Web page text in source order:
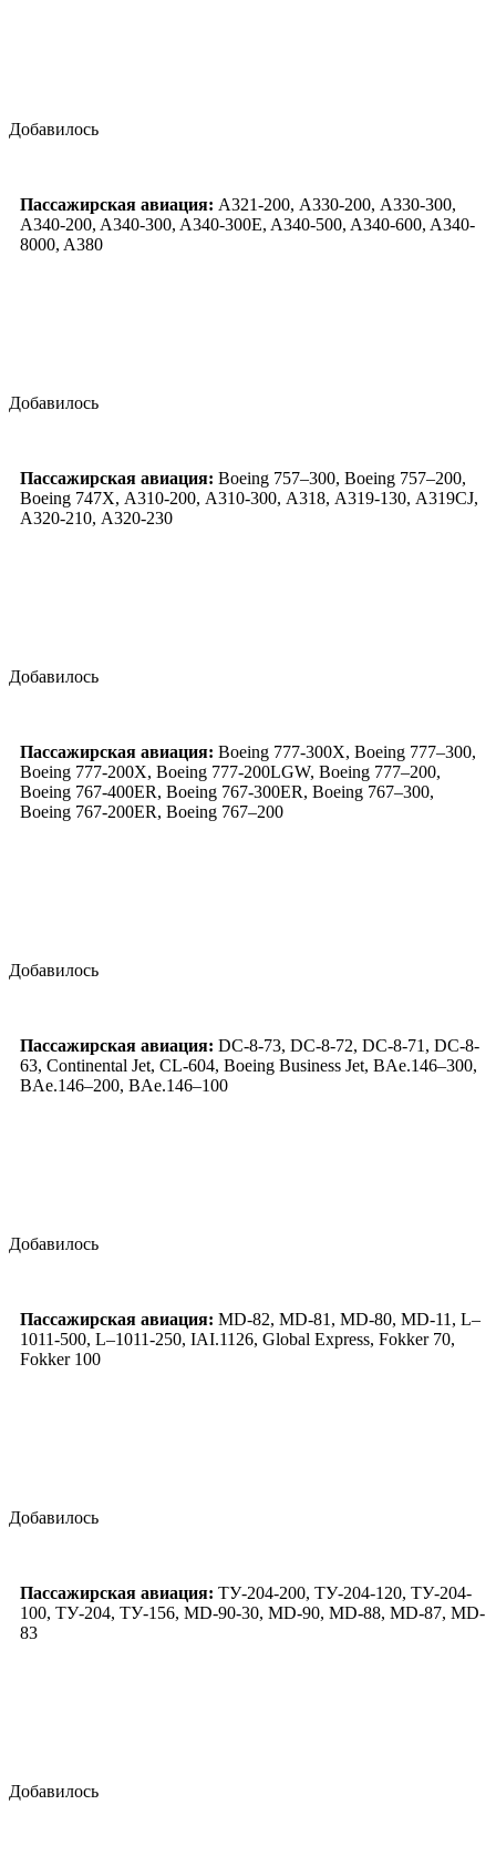
Добавилось
Пассажирская авиация: А321-200, А330-200, A330-300,
A340-200, A340-300, A340-300E, A340-500, A340-600, A340-
8000, A380
Добавилось
Пассажирская авиация: Boeing 757–300, Boeing 757–200,
Boeing 747X, А310-200, А310-300, А318, А319-130, А319CJ,
А320-210, А320-230
Добавилось
Пассажирская авиация: Boeing 777-300X, Boeing 777–300,
Boeing 777-200X, Boeing 777-200LGW, Boeing 777–200,
Boeing 767-400ER, Boeing 767-300ER, Boeing 767–300,
Boeing 767-200ER, Boeing 767–200
Добавилось
Пассажирская авиация: DC-8-73, DC-8-72, DC-8-71, DC-8-
63, Continental Jet, CL-604, Boeing Business Jet, BAe.146–300,
BAe.146–200, BAe.146–100
Добавилось
Пассажирская авиация: MD-82, MD-81, MD-80, MD-11, L–
1011-500, L–1011-250, IAI.1126, Global Express, Fokker 70,
Fokker 100
Добавилось
Пассажирская авиация: ТУ-204-200, ТУ-204-120, ТУ-204-
100, ТУ-204, ТУ-156, MD-90-30, MD-90, MD-88, MD-87, MD-
83
Добавилось